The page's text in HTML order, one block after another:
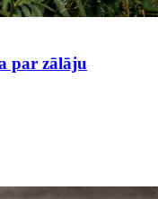
par zālāju